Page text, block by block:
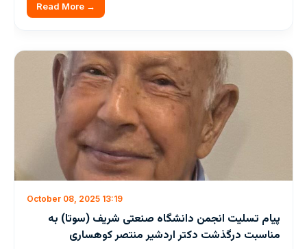
Read More →
October 08, 2025 13:19
پيام تسليت انجمن دانشگاه صنعتی شريف (سوتا) به
مناسبت درگذشت دکتر اردشير منتصر کوهساری